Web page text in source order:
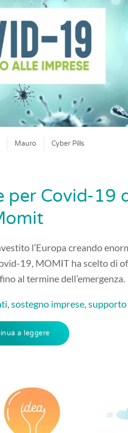
Mauro Cyber Pills
per Covid-19
l’Europa creando
19, MOMIT ha scelto di
al termine dell’emergenza.
sostegno imprese
a leggere